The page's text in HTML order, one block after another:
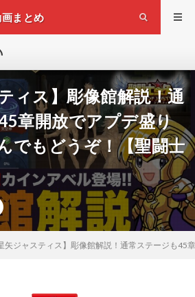
まとめ
ィス】彫像館解説！通
章開放でアプデ盛り
でもどうぞ！【聖闘士
星矢ジャスティス】彫像館解説！通常ステージも